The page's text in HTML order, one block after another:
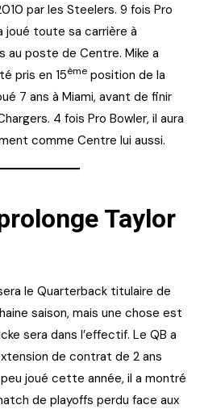
par les Steelers. 9 fois Pro
joué toute sa carrière à
au poste de Centre. Mike a
pris en 15ème position de la
7 ans à Miami, avant de finir
4 fois Pro Bowler, il aura
comme Centre lui aussi.
Taylor
le Quarterback titulaire de
saison, mais une chose est
sera dans l’effectif. Le QB a
de contrat de 2 ans
joué cette année, il a montré
de playoffs perdu face aux